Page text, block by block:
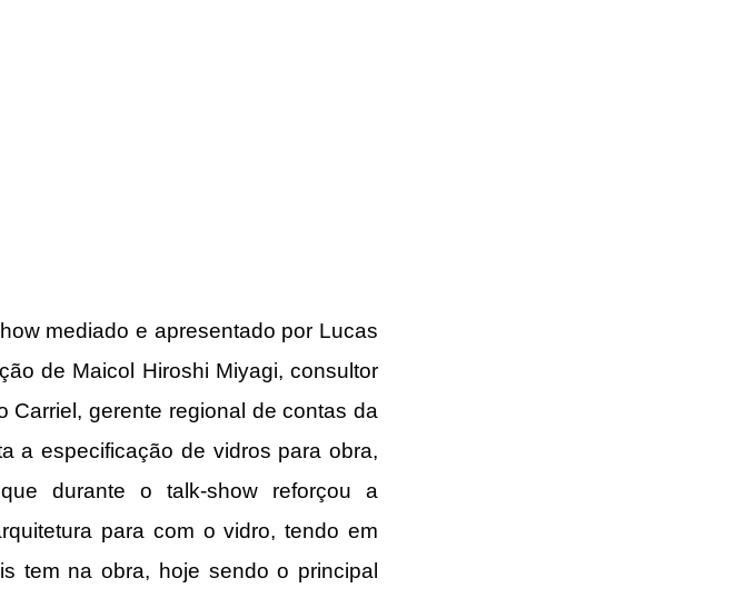
mediado e apresentado por Lucas
de Maicol Hiroshi Miyagi, consultor
Carriel, gerente regional de contas da
a especificação de vidros para obra,
durante o talk-show reforçou a
para com o vidro, tendo em
tem na obra, hoje sendo o principal